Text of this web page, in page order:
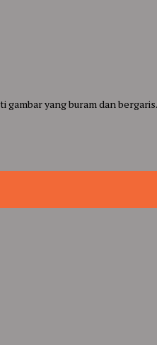
gambar yang buram dan bergaris.